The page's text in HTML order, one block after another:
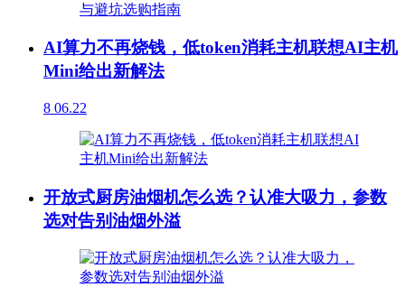
AI算力不再烧钱，低token消耗主机联想AI主机
Mini给出新解法
8 06.22
开放式厨房油烟机怎么选？认准大吸力，参数
选对告别油烟外溢